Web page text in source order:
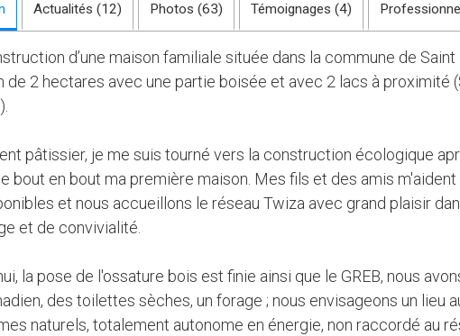
Actualités (12) Photos (63) Témoignages (4)
d’une maison familiale située dans la commune de Saint
de 2 hectares avec une partie boisée et avec 2 lacs à proximité
pâtissier, je me suis tourné vers la construction écologique
bout en bout ma première maison. Mes fils et des amis m'aident
et nous accueillons le réseau Twiza avec grand plaisir
et de convivialité.
la pose de l'ossature bois est finie ainsi que le GREB, nous
des toilettes sèches, un forage ; nous envisageons un lieu
naturels, totalement autonome en énergie, non raccordé au